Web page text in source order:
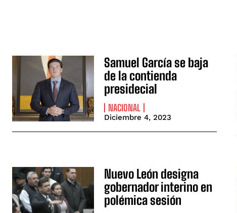
Samuel García se baja
de la contienda
presidecial
NACIONAL
Diciembre 4, 2023
Nuevo León designa
gobernador interino en
polémica sesión